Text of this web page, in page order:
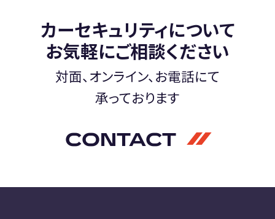
カーセキュリティについて
お気軽にご相談ください
対面、オンライン、お電話にて
承っております
CONTACT